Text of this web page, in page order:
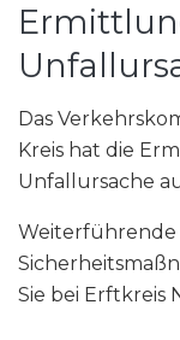
Das
Kreis hat die
Unfallursache
Weiterführende
Sie bei Erftkreis